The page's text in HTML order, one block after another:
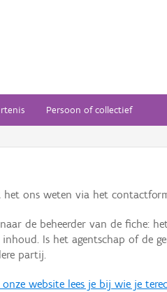
Persoon of collectief
het ons weten via het
de beheerder van de fiche:
Is het agentschap of de
partij.
onze website lees je bij wie je